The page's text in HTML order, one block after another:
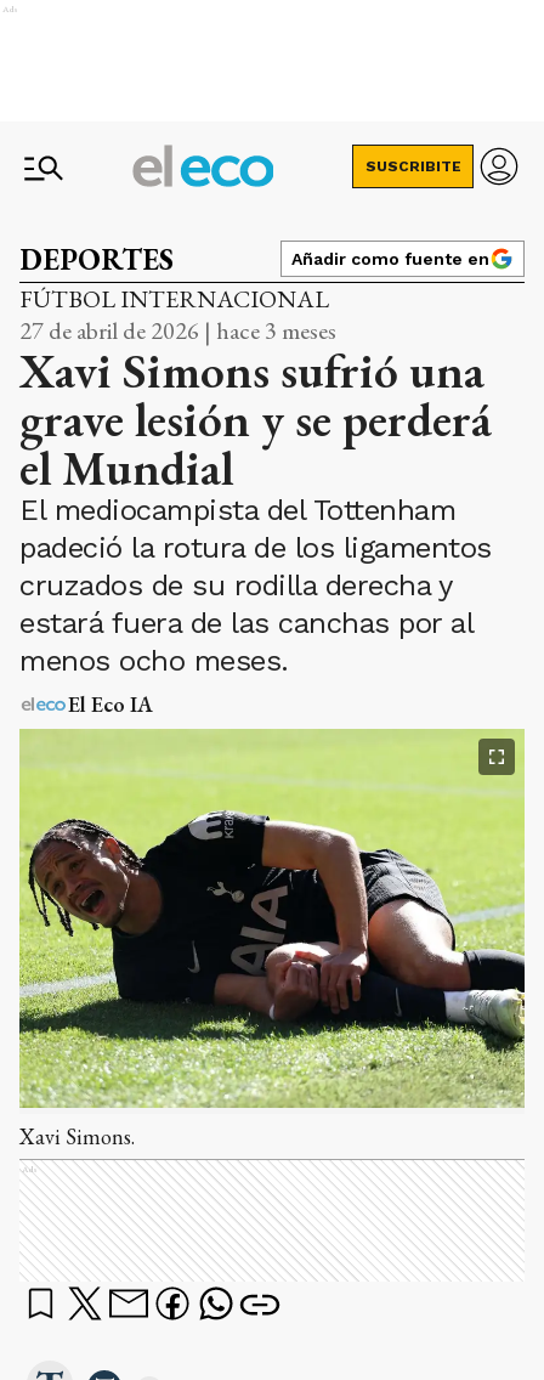
Ads
SUSCRIBITE
DEPORTES Añadir como fuente en
FÚTBOL INTERNACIONAL
27 de abril de 2026 | hace 3 meses
Xavi Simons sufrió una
grave lesión y se perderá
el Mundial
El mediocampista del Tottenham
padeció la rotura de los ligamentos
cruzados de su rodilla derecha y
estará fuera de las canchas por al
menos ocho meses.
El Eco IA
Xavi Simons.
Ads